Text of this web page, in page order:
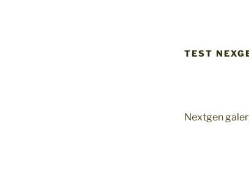
TEST
Nextgen